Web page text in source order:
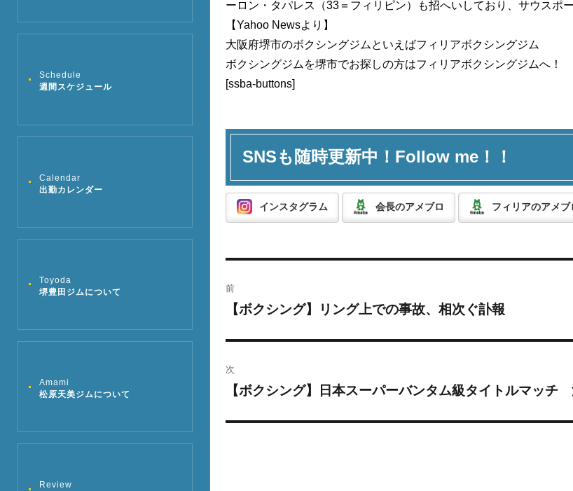
Schedule
週間スケジュール
Calendar
出勤カレンダー
Toyoda
堺豊田ジムについて
Amami
松原天美ジムについて
Review
ーロン・タパレス（33＝フィリピン）も招へいしており、サウスポ
【Yahoo Newsより】
大阪府堺市のボクシングジムといえばフィリアボクシングジム
ボクシングジムを堺市でお探しの方はフィリアボクシングジムへ！
[ssba-buttons]
SNSも随時更新中！Follow me！！
インスタグラム 会長のアメブロ フィリアのアメブ
稿
ナ
ビ
ゲ
ー
前
過
投
稿:
【ボクシング】リング上での事故、相次ぐ訃報
次
次【ボクシング】日本スーパーバンタム級タイトルマッ